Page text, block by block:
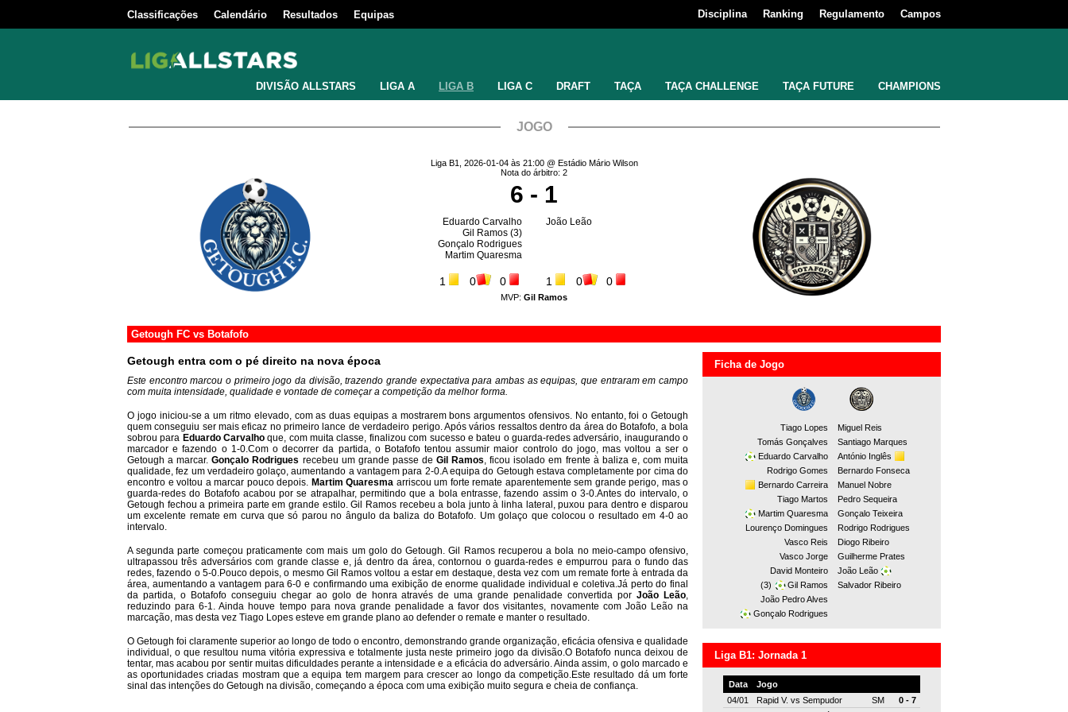
Classificações Calendário Resultados Equipas Disciplina Ranking Regulamento Campos
DIVISÃO ALLSTARS LIGA A LIGA B LIGA C DRAFT TAÇA TAÇA CHALLENGE TAÇA FUTURE CHAMPIONS
JOGO
Liga B1, 2026-01-04 às 21:00 @ Estádio Mário Wilson
Nota do árbitro: 2
6 - 1
Eduardo Carvalho
Gil Ramos (3)
Gonçalo Rodrigues
Martim Quaresma
João Leão
1 0 0 1 0 0
MVP: Gil Ramos
Getough FC vs Botafofo
Getough entra com o pé direito na nova época
Este encontro marcou o primeiro jogo da divisão, trazendo grande expectativa para ambas as equipas, que entraram em campo
com muita intensidade, qualidade e vontade de começar a competição da melhor forma.
O jogo iniciou-se a um ritmo elevado, com as duas equipas a mostrarem bons argumentos ofensivos. No entanto, foi o Getough
quem conseguiu ser mais eficaz no primeiro lance de verdadeiro perigo. Após vários ressaltos dentro da área do Botafofo, a bola
sobrou para Eduardo Carvalho que, com muita classe, finalizou com sucesso e bateu o guarda-redes adversário, inaugurando o
marcador e fazendo o 1-0.Com o decorrer da partida, o Botafofo tentou assumir maior controlo do jogo, mas voltou a ser o
Getough a marcar.Gonçalo Rodrigues recebeu um grande passe deGil Ramos, ficou isolado em frente à baliza e, com muita
qualidade, fez um verdadeiro golaço, aumentando a vantagem para 2-0.A equipa do Getough estava completamente por cima do
encontro e voltou a marcar pouco depois. Martim Quaresma arriscou um forte remate aparentemente sem grande perigo, mas o
guarda-redes do Botafofo acabou por se atrapalhar, permitindo que a bola entrasse, fazendo assim o 3-0.Antes do intervalo, o
Getough fechou a primeira parte em grande estilo. Gil Ramos recebeu a bola junto à linha lateral, puxou para dentro e disparou
um excelente remate em curva que só parou no ângulo da baliza do Botafofo. Um golaço que colocou o resultado em 4-0 ao
intervalo.
A segunda parte começou praticamente com mais um golo do Getough. Gil Ramos recuperou a bola no meio-campo ofensivo,
ultrapassou três adversários com grande classe e, já dentro da área, contornou o guarda-redes e empurrou para o fundo das
redes, fazendo o 5-0.Pouco depois, o mesmo Gil Ramos voltou a estar em destaque, desta vez com um remate forte à entrada da
área, aumentando a vantagem para 6-0 e confirmando uma exibição de enorme qualidade individual e coletiva.Já perto do final
da partida, o Botafofo conseguiu chegar ao golo de honra através de uma grande penalidade convertida porJoão Leão,
reduzindo para 6-1. Ainda houve tempo para nova grande penalidade a favor dos visitantes, novamente com João Leão na
marcação, mas desta vez Tiago Lopes esteve em grande plano ao defender o remate e manter o resultado.
O Getough foi claramente superior ao longo de todo o encontro, demonstrando grande organização, eficácia ofensiva e qualidade
individual, o que resultou numa vitória expressiva e totalmente justa neste primeiro jogo da divisão.O Botafofo nunca deixou de
tentar, mas acabou por sentir muitas dificuldades perante a intensidade e a eficácia do adversário. Ainda assim, o golo marcado e
as oportunidades criadas mostram que a equipa tem margem para crescer ao longo da competição.Este resultado dá um forte
sinal das intenções do Getough na divisão, começando a época com uma exibição muito segura e cheia de confiança.
Ficha de Jogo
Tiago Lopes
Miguel Reis
Tomás Gonçalves
Santiago Marques
Eduardo Carvalho
António Inglês
Rodrigo Gomes
Bernardo Fonseca
Bernardo Carreira
Manuel Nobre
Tiago Martos
Pedro Sequeira
Martim Quaresma
Gonçalo Teixeira
Lourenço Domingues
Rodrigo Rodrigues
Vasco Reis
Diogo Ribeiro
Vasco Jorge
Guilherme Prates
David Monteiro
João Leão
(3)
Gil Ramos
Salvador Ribeiro
João Pedro Alves
Gonçalo Rodrigues
Liga B1: Jornada 1
Data
Jogo
04/01
Rapid V. vs Sempudor SM
0 - 7